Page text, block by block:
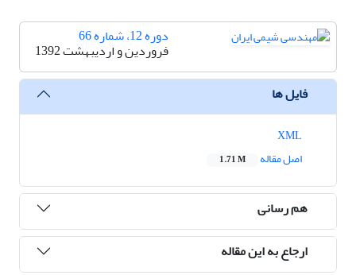
دوره 12، شماره 66
فروردین و اردیبهشت 1392
فایل ها
اصل مقاله
1.71 M
هم رسانی
ارجاع به این مقاله